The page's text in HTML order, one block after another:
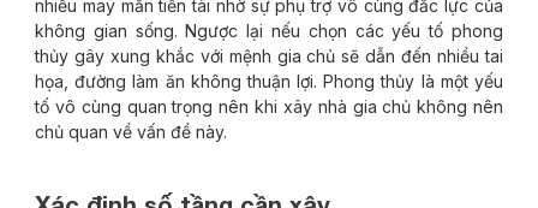
nhiều may mắn tiền tài nhờ sự phụ trợ vô cùng đắc lực của
không gian sống. Ngược lại nếu chọn các yếu tố phong
thủy gây xung khắc với mệnh gia chủ sẽ dẫn đến nhiều tai
họa, đường làm ăn không thuận lợi. Phong thủy là một yếu
tố vô cùng quan trọng nên khi xây nhà gia chủ không nên
chủ quan về vấn đề này.